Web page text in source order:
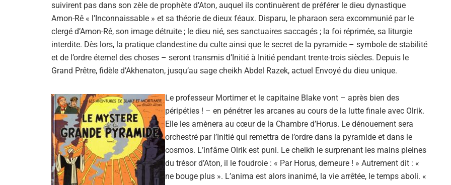
suivirent pas dans son zèle de prophète d’Aton, auquel ils continuèrent de préférer le dieu dynastique
Amon-Rê « l’Inconnaissable » et sa théorie de dieux féaux. Disparu, le pharaon sera excommunié par le
clergé d’Amon-Rê, son image détruite ; le dieu nié, ses sanctuaires saccagés ; la foi réprimée, sa liturgie
interdite. Dès lors, la pratique clandestine du culte ainsi que le secret de la pyramide – symbole de stabilité
et de l’ordre éternel des choses – seront transmis d’Initié à Initié pendant trente-trois siècles. Depuis le
Grand Prêtre, fidèle d’Akhenaton, jusqu’au sage cheikh Abdel Razek, actuel Envoyé du dieu unique.
Le professeur Mortimer et le capitaine Blake vont – après bien des
péripéties ! – en pénétrer les arcanes au cours de la lutte finale avec Olrik.
Elle les amènera au cœur de la Chambre d’Horus. Le dénouement sera
orchestré par l’Initié qui remettra de l’ordre dans la pyramide et dans le
cosmos. L’infâme Olrik est puni. Le cheikh le surprenant les mains pleines
du trésor d’Aton, il le foudroie : « Par Horus, demeure ! » Autrement dit : «
ne bouge plus ». L’anima est alors inanimé, la vie arrêtée, le temps aboli. «